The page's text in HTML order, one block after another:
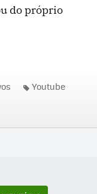
do próprio
Youtube